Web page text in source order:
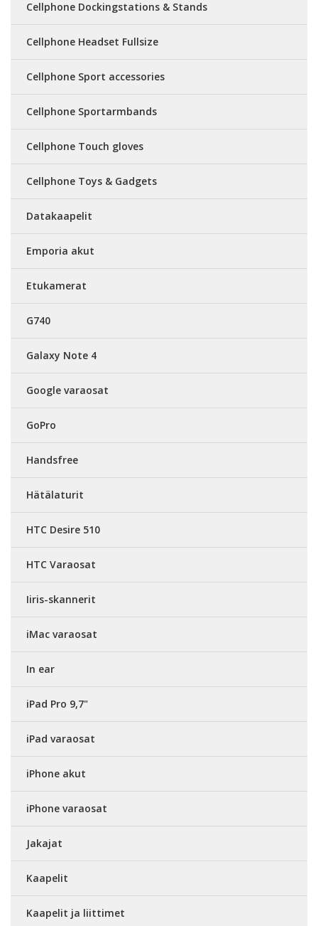
Cellphone Dockingstations & Stands
Cellphone Headset Fullsize
Cellphone Sport accessories
Cellphone Sportarmbands
Cellphone Touch gloves
Cellphone Toys & Gadgets
Datakaapelit
Emporia akut
Etukamerat
G740
Galaxy Note 4
Google varaosat
GoPro
Handsfree
Hätälaturit
HTC Desire 510
HTC Varaosat
Iiris-skannerit
iMac varaosat
In ear
iPad Pro 9,7"
iPad varaosat
iPhone akut
iPhone varaosat
Jakajat
Kaapelit
Kaapelit ja liittimet